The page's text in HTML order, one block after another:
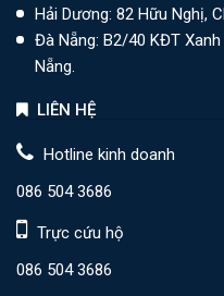
Hải Dương: 82 Hữu Nghị,
Đà Nẵng: B2/40 KĐT
Nẵng.
LIÊN HỆ
Hotline kinh doanh
086 504 3686
Trực cứu hộ
086 504 3686